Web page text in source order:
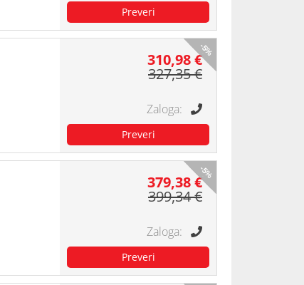
-5%
310,98 €
327,35 €
-5%
379,38 €
399,34 €